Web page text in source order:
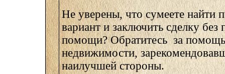
Не уверены, что сумеете найти
вариант и заключить сделку без
помощи? Обратитесь за
недвижимости,
наилучшей стороны.